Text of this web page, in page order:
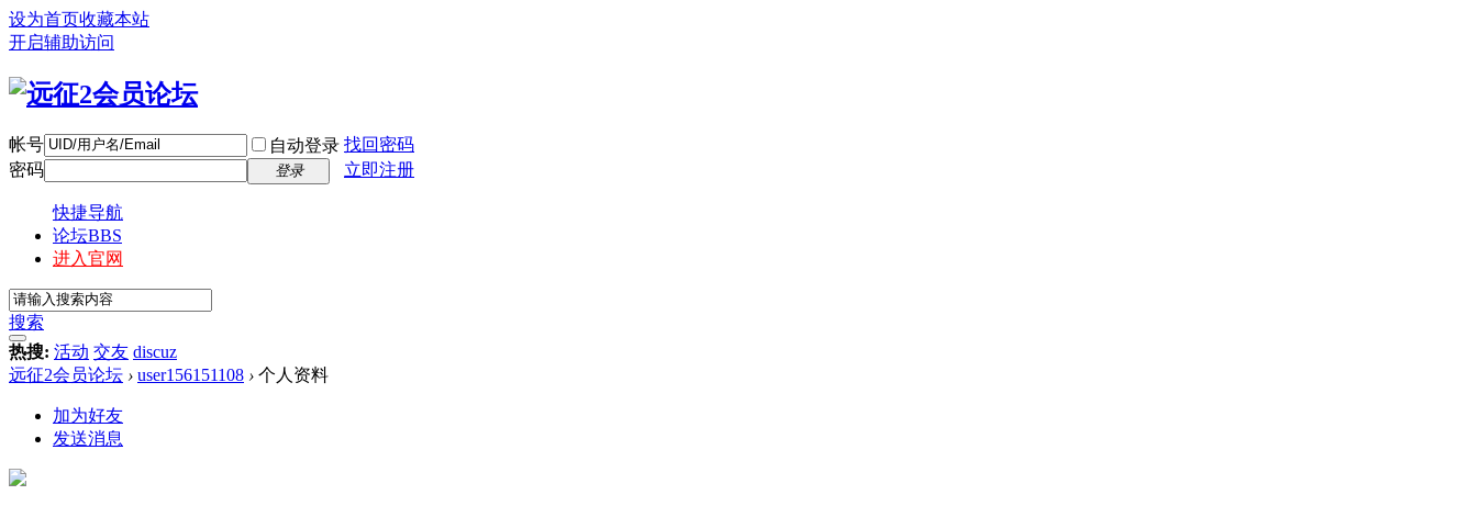
设为首页收藏本站
开启辅助访问
帐号 自动登录 找回密码
密码
登录 立即注册
快捷导航
论坛BBS
进入官网
搜索
热搜: 活动 交友 discuz
远征2会员论坛 › user156151108 › 个人资料
加为好友
发送消息